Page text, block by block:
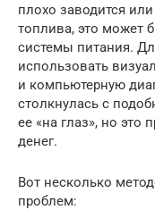
плохо заводится
топлива, это может
системы питания.
использовать
и компьютерную
столкнулась с
ее «на глаз», но это
денег.
Вот несколько
проблем: